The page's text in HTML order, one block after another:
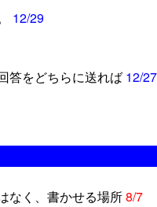
12/29
答をどちらに送れば 12/27
なく、書かせる場所8/7